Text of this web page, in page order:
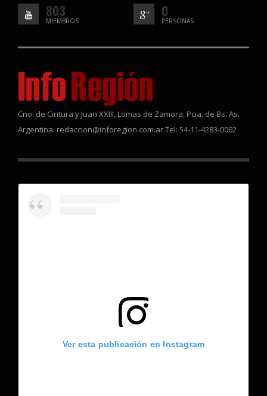
803
MIEMBROS
0
PERSONAS
Cno. de Cintura y Juan XXIII, Lomas de Zamora, Pcia. de Bs. As.
Argentina. redaccion@inforegion.com.ar Tel: 54-11-4283-0062
Ver esta publicación en Instagram